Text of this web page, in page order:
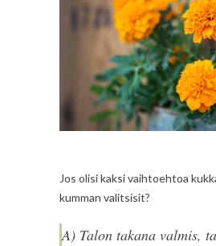
Jos olisi kaksi vaihtoehtoa
kumman valitsisit?
A) Talon takana valmis,